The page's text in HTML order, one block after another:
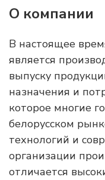
О компании
В настоящее
является
выпуску
назначения и
которое многие
белорусском
технологий и
организации
отличается